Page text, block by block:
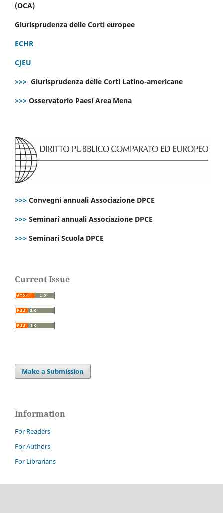
(OCA)
Giurisprudenza delle Corti europee
ECHR
CJEU
>>> Giurisprudenza delle Corti Latino-americane
>>> Osservatorio Paesi Area Mena
>>> Convegni annuali Associazione DPCE
>>> Seminari annuali Associazione DPCE
>>> Seminari Scuola DPCE
Current Issue
Make a Submission
Information
For Readers
For Authors
For Librarians